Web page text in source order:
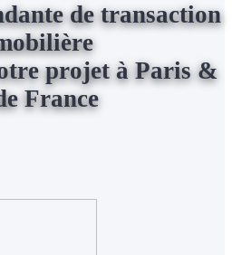
de transaction
projet à Paris &
France